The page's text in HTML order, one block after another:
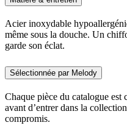
Acier inoxydable
même sous la douche. Un
garde son éclat.
Sélectionnée par Melody
Chaque pièce du catalogue est
avant d’entrer dans la
compromis.